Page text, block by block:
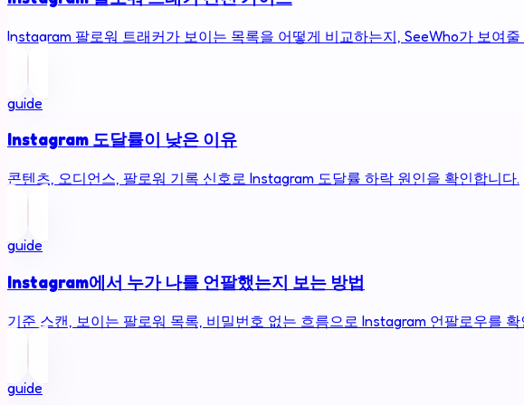
Instagram 팔로워 트래커가 보이는 목록을 어떻게 비교하는지, SeeWho가 보여
guide
Instagram 도달률이 낮은 이유
콘텐츠, 오디언스, 팔로워 기록 신호로 Instagram 도달률 하락 원인을 확인합니다.
guide
Instagram에서 누가 나를 언팔했는지 보는 방법
기준 스캔, 보이는 팔로워 목록, 비밀번호 없는 흐름으로 Instagram 언팔로우를 확
guide